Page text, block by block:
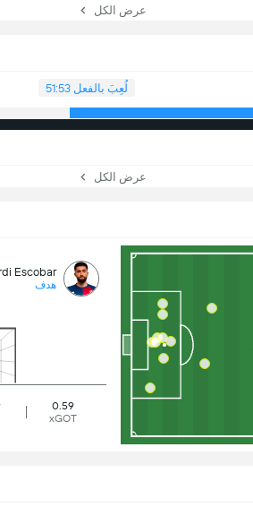
عرض الكل
لُعِبَ بالفعل 51:53
عرض الكل
Escobar
هدف
0.59
xGOT